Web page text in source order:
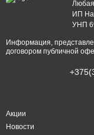
ИП
УНП
Информация,
договором публичной
Акции
Новости